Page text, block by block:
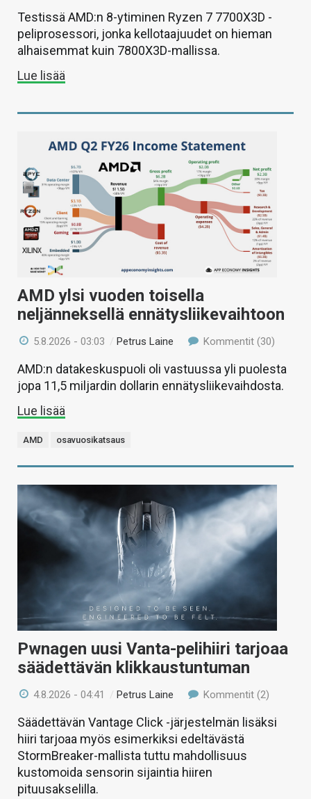
Testissä AMD:n 8-ytiminen Ryzen 7 7700X3D -
peliprosessori, jonka kellotaajuudet on hieman
alhaisemmat kuin 7800X3D-mallissa.
Lue lisää
AMD ylsi vuoden toisella
neljänneksellä ennätysliikevaihtoon
5.8.2026 - 03:03 /Petrus Laine Kommentit (30)
AMD:n datakeskuspuoli oli vastuussa yli puolesta
jopa 11,5 miljardin dollarin ennätysliikevaihdosta.
Lue lisää
AMD osavuosikatsaus
Pwnagen uusi Vanta-pelihiiri tarjoaa
säädettävän klikkaustuntuman
4.8.2026 - 04:41 / Petrus Laine Kommentit (2)
Säädettävän Vantage Click -järjestelmän lisäksi
hiiri tarjoaa myös esimerkiksi edeltävästä
StormBreaker-mallista tuttu mahdollisuus
kustomoida sensorin sijaintia hiiren
pituusakselilla.